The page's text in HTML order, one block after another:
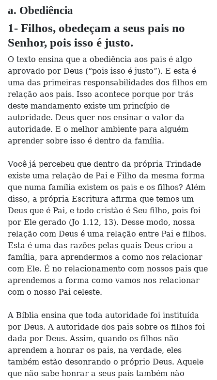
a. Obediência
1- Filhos, obedeçam a seus pais no
Senhor, pois isso é justo.
O texto ensina que a obediência aos pais é algo
aprovado por Deus (“pois isso é justo”). E esta é
uma das primeiras responsabilidades dos filhos em
relação aos pais. Isso acontece porque por trás
deste mandamento existe um princípio de
autoridade. Deus quer nos ensinar o valor da
autoridade. E o melhor ambiente para alguém
aprender sobre isso é dentro da família.
Você já percebeu que dentro da própria Trindade
existe uma relação de Pai e Filho da mesma forma
que numa família existem os pais e os filhos? Além
disso, a própria Escritura afirma que temos um
Deus que é Pai, e todo cristão é Seu filho, pois foi
por Ele gerado (Jo 1.12, 13). Desse modo, nossa
relação com Deus é uma relação entre Pai e filhos.
Esta é uma das razões pelas quais Deus criou a
família, para aprendermos a como nos relacionar
com Ele. É no relacionamento com nossos pais que
aprendemos a forma como vamos nos relacionar
com o nosso Pai celeste.
A Bíblia ensina que toda autoridade foi instituída
por Deus. A autoridade dos pais sobre os filhos foi
dada por Deus. Assim, quando os filhos não
aprendem a honrar os pais, na verdade, eles
também estão desonrando o próprio Deus. Aquele
que não sabe honrar a seus pais também não